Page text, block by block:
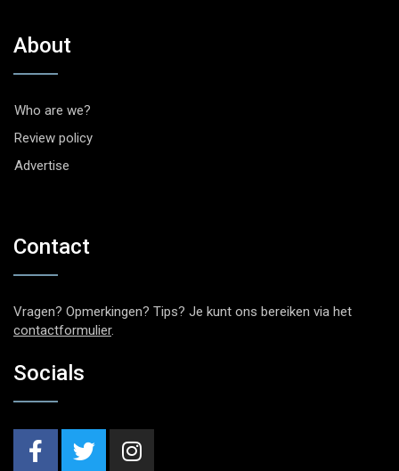
About
Who are we?
Review policy
Advertise
Contact
Vragen? Opmerkingen? Tips? Je kunt ons bereiken via het
contactformulier.
Socials